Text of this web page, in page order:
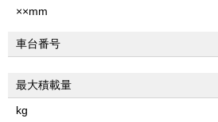
××mm
車台番号
最大積載量
kg